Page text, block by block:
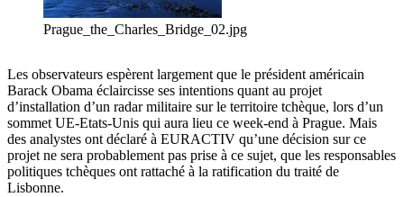
Prague_the_Charles_Bridge_02.jpg
Les observateurs espèrent largement que le président américain
Barack Obama éclaircisse ses intentions quant au projet
d’installation d’un radar militaire sur le territoire tchèque, lors d’un
sommet UE-Etats-Unis qui aura lieu ce week-end à Prague. Mais
des analystes ont déclaré à EURACTIV qu’une décision sur ce
projet ne sera probablement pas prise à ce sujet, que les responsables
politiques tchèques ont rattaché à la ratification du traité de
Lisbonne.